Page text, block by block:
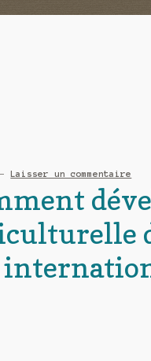
—Laisser un commentaire